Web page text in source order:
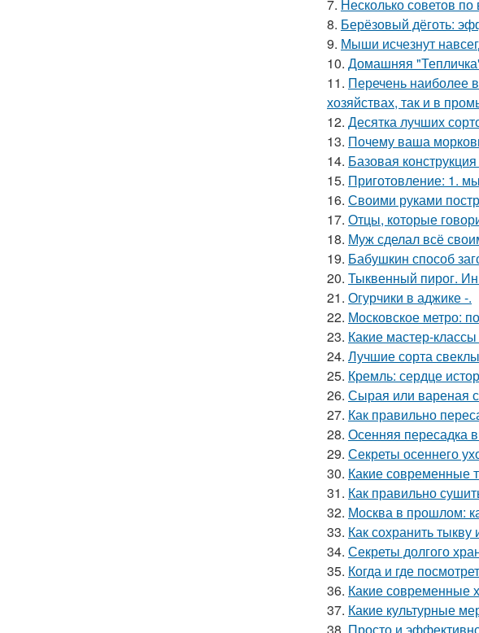
7. Несколько советов
8. Берёзовый дёготь:
9. Мыши исчезнут
10. Домашняя
11. Перечень наиболее
хозяйствах, так и в
12. Десятка лучших
13. Почему ваша
14. Базовая
15. Приготовление: 1.
16. Своими руками
17. Отцы, которые
18. Муж сделал всё
19. Бабушкин способ
20. Тыквенный пирог.
21. Огурчики в аджике -.
22. Московское метро:
23. Какие мастер-
24. Лучшие сорта
25. Кремль: сердце
26. Сырая или вареная
27. Как правильно
28. Осенняя пересадка
29. Секреты осеннего
30. Какие современные
31. Как правильно
32. Москва в прошлом:
33. Как сохранить
34. Секреты долгого
35. Когда и где
36. Какие современные
37. Какие культурные